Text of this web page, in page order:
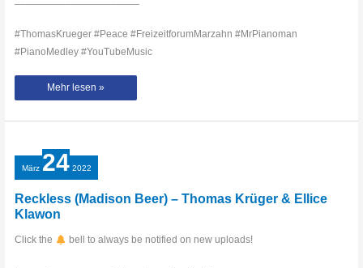
#ThomasKrueger #Peace #FreizeitforumMarzahn #MrPianoman
#PianoMedley #YouTubeMusic
Piano
for
live
Marzahn
–
Thomas
Mehr lesen »
März 24 2022
Reckless (Madison Beer) – Thomas Krüger & Ellice
Klawon
Click the bell to always be notified on new uploads!